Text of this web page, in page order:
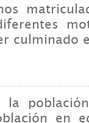
culminado
en